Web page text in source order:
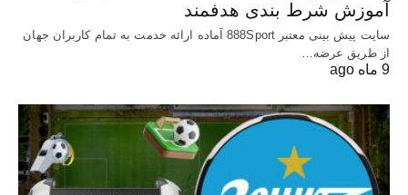
آموزش شرط بندی هدفمند
سایت پیش بینی معتبر 888Sport آماده ارائه خدمت به تمام کاربران جهان
از طریق عرضه…
9 ماه ago